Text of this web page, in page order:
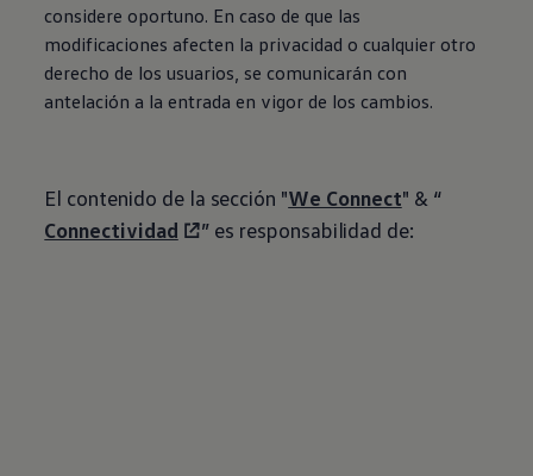
considere oportuno. En caso de que las
modificaciones afecten la privacidad o cualquier otro
derecho de los usuarios, se comunicarán con
antelación a la entrada en vigor de los cambios.
El contenido de la sección "We Connect" & “
Connectividad
” es responsabilidad de: